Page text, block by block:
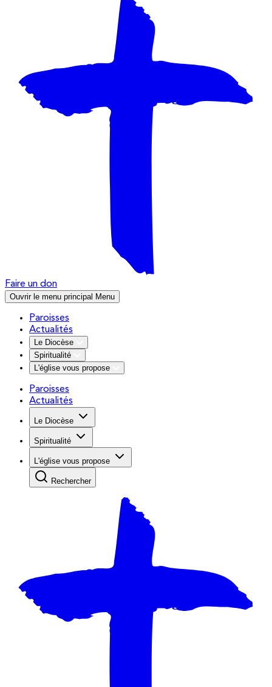
Faire un don
Ouvrir le menu principal Menu
Paroisses
Actualités
Le Diocèse
Spiritualité
L'église vous propose
Paroisses
Actualités
Le Diocèse
Spiritualité
L'église vous propose
Rechercher